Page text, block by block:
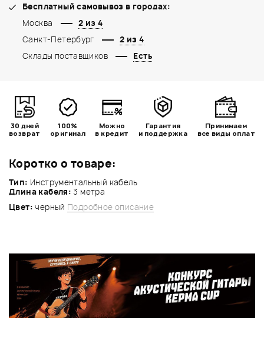
Коротко о товаре:
Тип: Инструментальный кабель
Длина кабеля: 3 метра
Цвет: черный Подробное описание
Бесплатный самовывоз в городах:
Москва
2 из 4
Санкт-Петербург
2 из 4
Склады поставщиков
Есть
30 дней
возврат
100%
оригинал
Можно
в кредит
Гарантия
и поддержка
Принимаем
все виды оплат